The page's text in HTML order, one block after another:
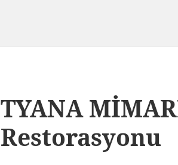
TYANA
Restorasyonu